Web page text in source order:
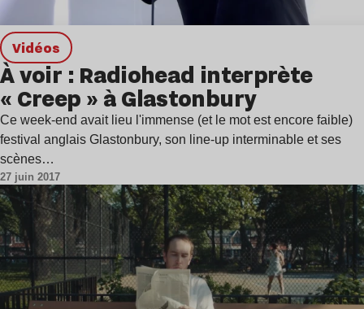
Vidéos
À voir : Radiohead interprète
« Creep » à Glastonbury
Ce week-end avait lieu l'immense (et le mot est encore faible)
festival anglais Glastonbury, son line-up interminable et ses
scènes…
27 juin 2017